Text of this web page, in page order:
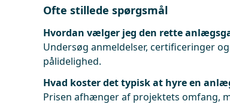
Ofte stillede spørgsmål
Hvordan vælger jeg den rette
Undersøg anmeldelser, certificeringer
pålidelighed.
Hvad koster det typisk at hyre en
Prisen afhænger af projektets omfang,